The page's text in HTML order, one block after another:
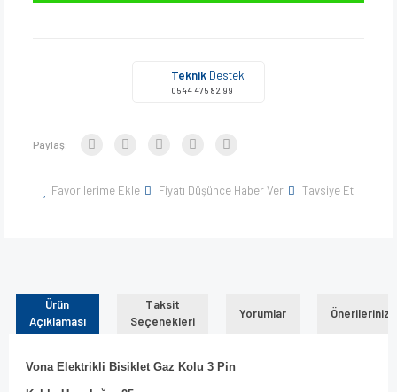
Teknik Destek
0544 475 82 99
Paylaş:
Favorilerime Ekle Fiyatı Düşünce Haber Ver Tavsiye Et
Ürün
Açıklaması
Taksit
Seçenekleri
Yorumlar Önerileriniz
Vona Elektrikli Bisiklet Gaz Kolu 3 Pin